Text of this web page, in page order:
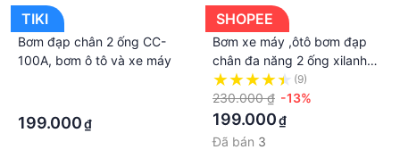
- Đóng hàng ngay sau khi nhận đơn để hàng đến với
quý khách trong thời gian sớm nhất .
- Bất kì một lỗi sản phẩm nào do nguyên nhân khách
quan từ nhà máy sản xuất sẽ được đổi trả trong
vòng 7 ngày từ ngày quý khách nhận hàng
TIKI
Bơm đạp chân 2 ống CC-
100A, bơm ô tô và xe máy
199.000₫
SHOPEE
Bơm xe máy ,ôtô bơm đạp
chân đa năng 2 ống xilanh
mini STANLAY cao cấp
(9)
230.000 ₫ -13%
199.000₫
Đã bán 3